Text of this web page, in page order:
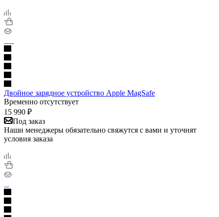
Двойное зарядное устройство Apple MagSafe
Временно отсутствует
15 990 ₽
Под заказ
Наши менеджеры обязательно свяжутся с вами и уточнят
условия заказа